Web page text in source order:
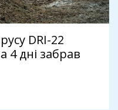
DRI-22
4 дні забрав